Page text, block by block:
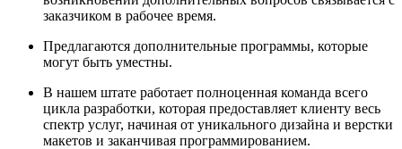
заказчиком в рабочее время.
Предлагаются дополнительные программы, которые
могут быть уместны.
В нашем штате работает полноценная команда всего
цикла разработки, которая предоставляет клиенту весь
спектр услуг, начиная от уникального дизайна и верстки
макетов и заканчивая программированием.